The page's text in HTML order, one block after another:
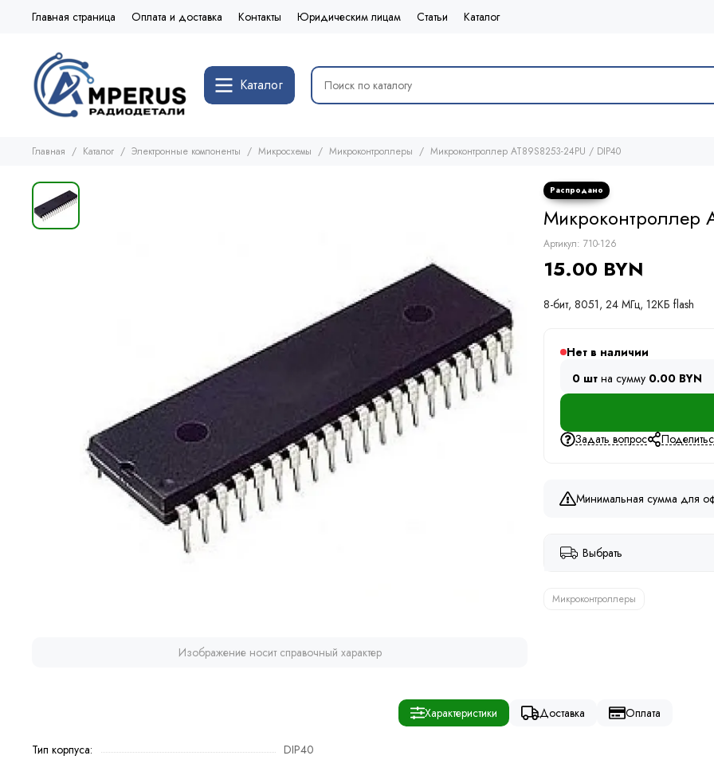
Главная страница Оплата и доставка Контакты Юридическим лицам Статьи Каталог
Каталог
Главная Каталог Электронные компоненты Микросхемы Микроконтроллеры Микроконтроллер AT89S8253-24PU / DIP40
Изображение носит справочный характер
Микроконтроллер
Артикул: 710-126
15.00 BYN
8-бит, 8051, 24 МГц, 12КБ flash
Нет в наличии
0 шт на сумму 0.00 BYN
Задать вопрос
Минимальная сумма для
Выбрать
Микроконтроллеры
Характеристики Доставка Оплата
Тип корпуса: DIP40